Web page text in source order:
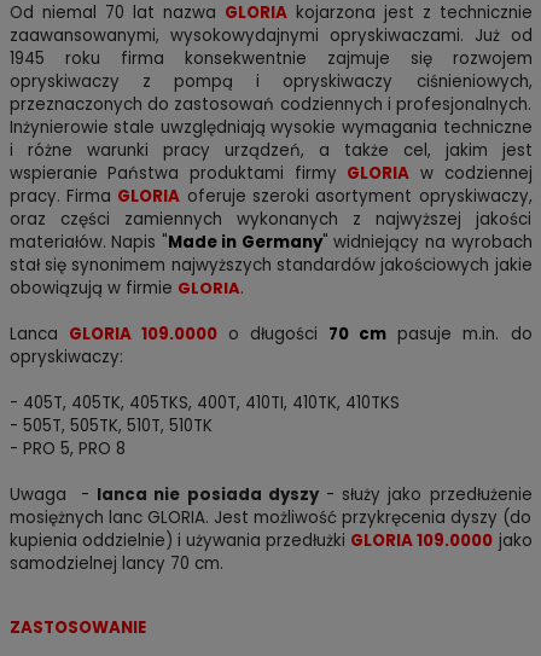
Od niemal 70 lat nazwa GLORIAkojarzona jest z technicznie
zaawansowanymi, wysokowydajnymi opryskiwaczami. Już od
1945 roku firma konsekwentnie zajmuje się rozwojem
opryskiwaczy z pompą i opryskiwaczy ciśnieniowych,
przeznaczonych do zastosowań codziennych i profesjonalnych.
Inżynierowie stale uwzględniają wysokie wymagania techniczne
i różne warunki pracy urządzeń, a także cel, jakim jest
wspieranie Państwa produktami firmy GLORIA w codziennej
pracy. Firma GLORIA oferuje szeroki asortyment opryskiwaczy,
oraz części zamiennych wykonanych z najwyższej jakości
materiałów. Napis "Made in Germany" widniejący na wyrobach
stał się synonimem najwyższych standardów jakościowych jakie
obowiązują w firmie GLORIA.
Lanca GLORIA 109.0000o długości 70cmpasuje m.in. do
opryskiwaczy:
- 405T, 405TK, 405TKS, 400T, 410TI, 410TK, 410TKS
- 505T, 505TK, 510T, 510TK
- PRO 5, PRO 8
Uwaga - lanca nie posiada dyszy- służy jako przedłużenie
mosiężnych lanc GLORIA. Jest możliwość przykręcenia dyszy (do
kupienia oddzielnie) i używania przedłużki GLORIA 109.0000 jako
samodzielnej lancy 70 cm.
ZASTOSOWANIE